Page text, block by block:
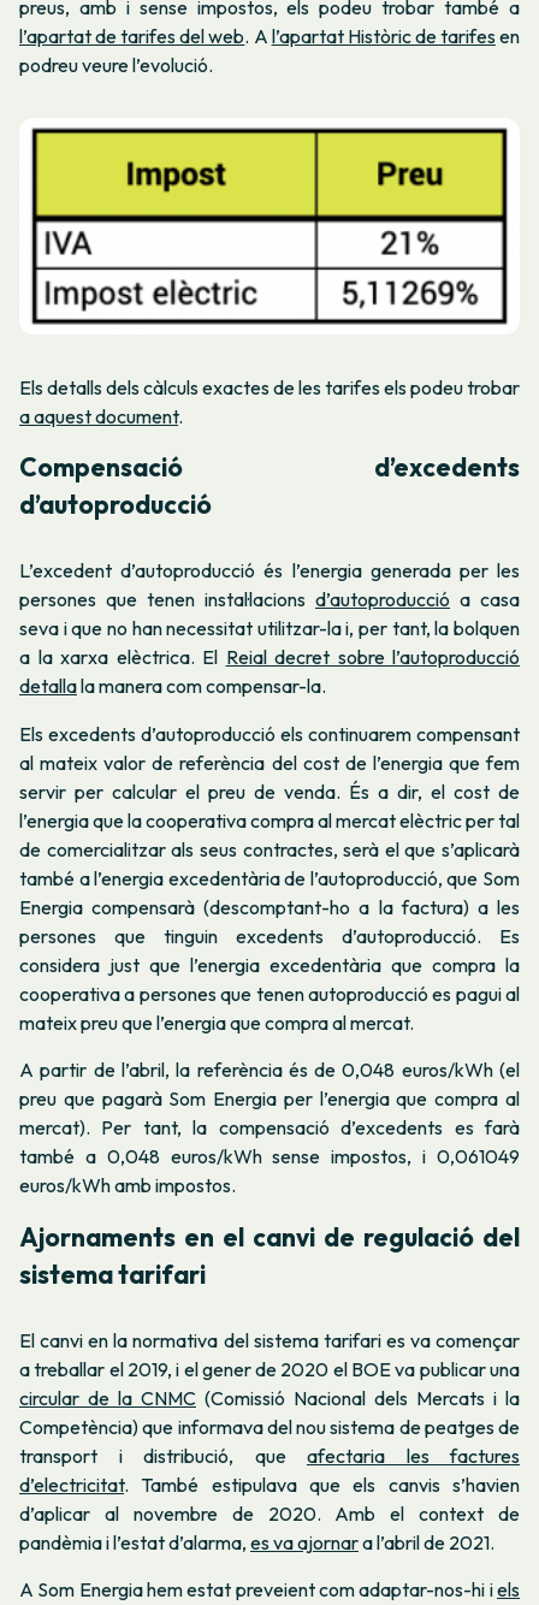
preus, amb i sense impostos, els podeu trobar també a
l’apartat de tarifes del web. A l’apartat Històric de tarifesen
podreu veure l’evolució.
Els detalls dels càlculs exactes de les tarifes els podeu trobar
a aquest document.
Compensació d’excedents
d’autoproducció
L’excedent d’autoproducció és l’energia generada per les
persones que tenen instal·lacions d’autoproducció a casa
seva i que no han necessitat utilitzar-la i, per tant, la bolquen
a la xarxa elèctrica. El Reial decret sobre l’autoproducció
detallala manera com compensar-la.
Els excedents d’autoproducció els continuarem compensant
al mateix valor de referència del cost de l’energia que fem
servir per calcular el preu de venda. És a dir, el cost de
l’energia que la cooperativa compra al mercat elèctric per tal
de comercialitzar als seus contractes, serà el que s’aplicarà
també a l’energia excedentària de l’autoproducció, que Som
Energia compensarà (descomptant-ho a la factura) a les
persones que tinguin excedents d’autoproducció. Es
considera just que l’energia excedentària que compra la
cooperativa a persones que tenen autoproducció es pagui al
mateix preu que l’energia que compra al mercat.
A partir de l’abril, la referència és de 0,048 euros/kWh (el
preu que pagarà Som Energia per l’energia que compra al
mercat). Per tant, la compensació d’excedents es farà
també a 0,048 euros/kWh sense impostos, i 0,061049
euros/kWh amb impostos.
Ajornaments en el canvi de regulació del
sistema tarifari
El canvi en la normativa del sistema tarifari es va començar
a treballar el 2019, i el gener de 2020 el BOE va publicar una
circular de la CNMC (Comissió Nacional dels Mercats i la
Competència) que informava del nou sistema de peatges de
transport i distribució, que afectaria les factures
d’electricitat. També estipulava que els canvis s’havien
d’aplicar al novembre de 2020. Amb el context de
pandèmia i l’estat d’alarma, es va ajornara l’abril de 2021.
A Som Energia hem estat preveient com adaptar-nos-hi iels